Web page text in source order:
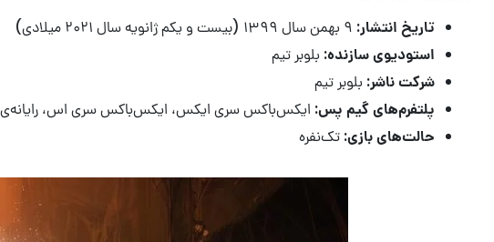
تاریخ انتشار:
استودیوی سازنده: بلوبر تیم
شرکت ناشر: بلوبر تیم
پلتفرم‌های گیم پس: ایکس‌باکس سری ایکس، ایکس‌باکس سری اس،
حالت‌های بازی: تک‌نفره